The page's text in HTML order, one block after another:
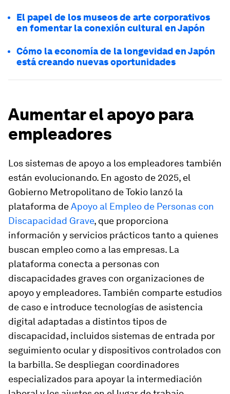
El papel de los museos de arte corporativos
en fomentar la conexión cultural en Japón
Cómo la economía de la longevidad en Japón
está creando nuevas oportunidades
Aumentar el apoyo para
empleadores
Los sistemas de apoyo a los empleadores también
están evolucionando. En agosto de 2025, el
Gobierno Metropolitano de Tokio lanzó la
plataforma deApoyo al Empleo de Personas con
Discapacidad Grave, que proporciona
información y servicios prácticos tanto a quienes
buscan empleo como a las empresas. La
plataforma conecta a personas con
discapacidades graves con organizaciones de
apoyo y empleadores. También comparte estudios
de caso e introduce tecnologías de asistencia
digital adaptadas a distintos tipos de
discapacidad, incluidos sistemas de entrada por
seguimiento ocular y dispositivos controlados con
la barbilla. Se despliegan coordinadores
especializados para apoyar la intermediación